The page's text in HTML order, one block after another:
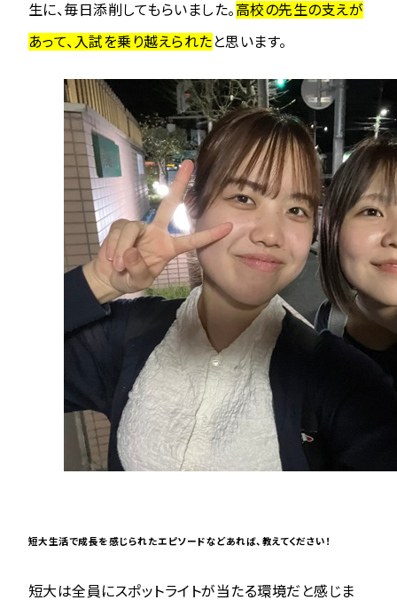
生に、毎日添削してもらいました。高校の先生の支えが
あって、入試を乗り越えられた と思います。
短大生活で成長を感じられたエピソードなどあれば、教えてください！
短大は全員にスポットライトが当たる環境だと感じま